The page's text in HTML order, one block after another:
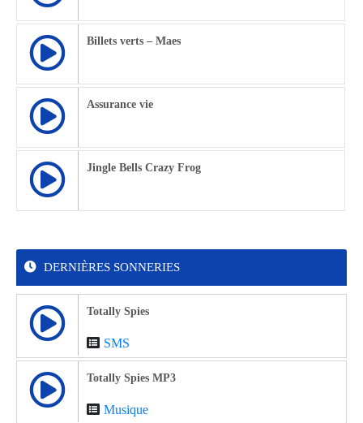
Billets verts – Maes
Assurance vie
Jingle Bells Crazy Frog
DERNIÈRES SONNERIES
Totally Spies
SMS
Totally Spies MP3
Musique